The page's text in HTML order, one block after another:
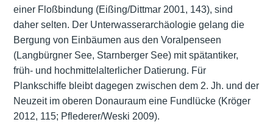
einer Floßbindung (Eißing/Dittmar 2001, 143), sind
daher selten. Der Unterwasserarchäologie gelang die
Bergung von Einbäumen aus den Voralpenseen
(Langbürgner See, Starnberger See) mit spätantiker,
früh- und hochmittelalterlicher Datierung. Für
Plankschiffe bleibt dagegen zwischen dem 2. Jh. und der
Neuzeit im oberen Donauraum eine Fundlücke (Kröger
2012, 115; Pflederer/Weski 2009).